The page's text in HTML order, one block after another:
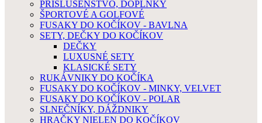
PRÍSLUŠENSTVO, DOPLNKY
ŠPORTOVÉ A GOLFOVÉ
FUSAKY DO KOČÍKOV - BAVLNA
SETY, DEČKY DO KOČÍKOV
DEČKY
LUXUSNÉ SETY
KLASICKÉ SETY
RUKÁVNIKY DO KOČÍKA
FUSAKY DO KOČÍKOV - MINKY, VELVET
FUSAKY DO KOČÍKOV - POLAR
SLNEČNÍKY, DÁŽDNIKY
HRAČKY NIELEN DO KOČÍKOV